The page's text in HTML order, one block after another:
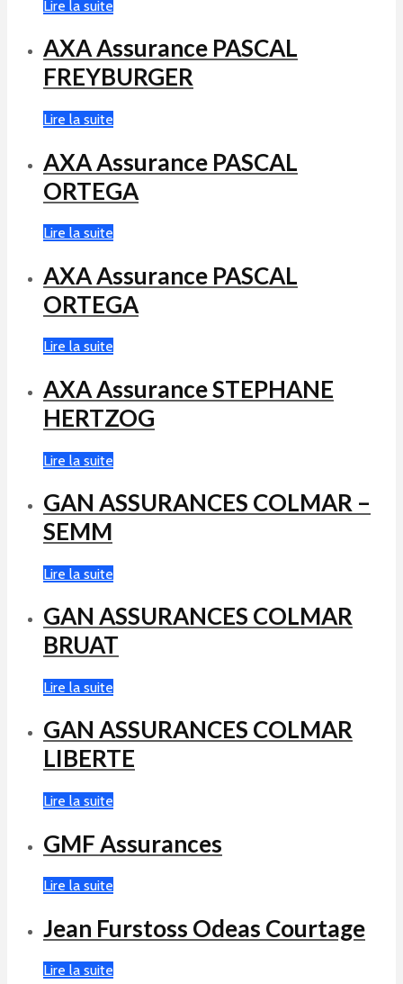
Lire la suite
AXA Assurance PASCAL
FREYBURGER
Lire la suite
AXA Assurance PASCAL
ORTEGA
Lire la suite
AXA Assurance PASCAL
ORTEGA
Lire la suite
AXA Assurance STEPHANE
HERTZOG
Lire la suite
GAN ASSURANCES COLMAR –
SEMM
Lire la suite
GAN ASSURANCES COLMAR
BRUAT
Lire la suite
GAN ASSURANCES COLMAR
LIBERTE
Lire la suite
GMF Assurances
Lire la suite
Jean Furstoss Odeas Courtage
Lire la suite